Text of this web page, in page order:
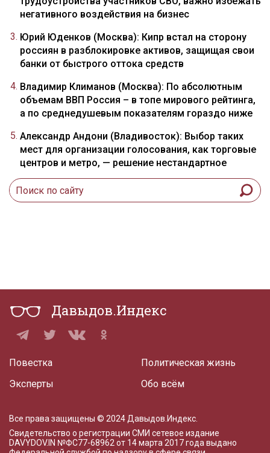
негативного воздействия на бизнес
Юрий Юденков (Москва): Кипр встал на сторону
россиян в разблокировке активов, защищая свои
банки от быстрого оттока средств
Владимир Климанов (Москва): По абсолютным
объемам ВВП Россия – в топе мирового рейтинга,
а по среднедушевым показателям гораздо ниже
Александр Андони (Владивосток): Выбор таких
мест для организации голосования, как торговые
центров и метро, — решение нестандартное
Давыдов.Индекс
Повестка
Эксперты
Политическая жизнь
Обо всём
Все права защищены © 2024 Давыдов.Индекс.
Свидетельство о регистрации СМИ сетевое издание
DAVYDOV.IN №ФС77-68962 от 14 марта 2017 года выдано